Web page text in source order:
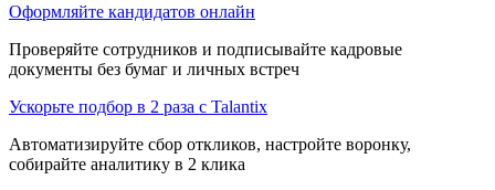
Оформляйте кандидатов онлайн
Проверяйте сотрудников и подписывайте кадровые
документы без бумаг и личных встреч
Ускорьте подбор в 2 раза с Talantix
Автоматизируйте сбор откликов, настройте воронку,
собирайте аналитику в 2 клика